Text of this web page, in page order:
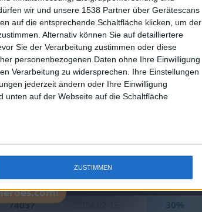
wir und unsere 1538 Partner über Gerätescans
auf die entsprechende Schaltfläche klicken, um der
Alternativ können Sie auf detailliertere
Sie der Verarbeitung zustimmen oder diese
personenbezogenen Daten ohne Ihre Einwilligung
Verarbeitung zu widersprechen. Ihre Einstellungen
jederzeit ändern oder Ihre Einwilligung
unten auf der Webseite auf die Schaltfläche
ZUSTIMMEN
Platzierung in der Bestenliste :1
1
Datum
74037 30%
country
now and be among
score on our